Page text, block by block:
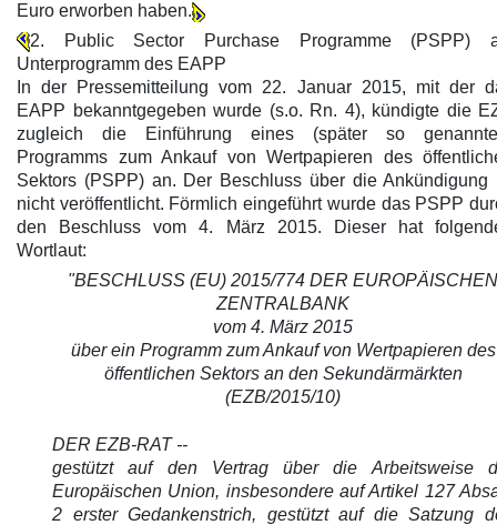
Euro erworben haben.
2. Public Sector Purchase Programme (PSPP)
Unterprogramm des EAPP
In der Pressemitteilung vom 22. Januar 2015, mit der
EAPP bekanntgegeben wurde (s.o. Rn. 4), kündigte die
zugleich die Einführung eines (später so
Programms zum Ankauf von Wertpapieren des
Sektors (PSPP) an. Der Beschluss über die Ankündigung
nicht veröffentlicht. Förmlich eingeführt wurde das PSPP
den Beschluss vom 4. März 2015. Dieser hat
Wortlaut:
"BESCHLUSS (EU) 2015/774 DER EUROPÄISCHEN
ZENTRALBANK
vom 4. März 2015
über ein Programm zum Ankauf von Wertpapieren des
öffentlichen Sektors an den Sekundärmärkten
(EZB/2015/10)
DER EZB-RAT --
gestützt auf den Vertrag über die Arbeitsweise
Europäischen Union, insbesondere auf Artikel 127
2 erster Gedankenstrich, gestützt auf die Satzung